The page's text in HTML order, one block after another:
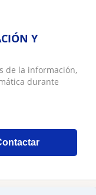
Y
de la información,
durante